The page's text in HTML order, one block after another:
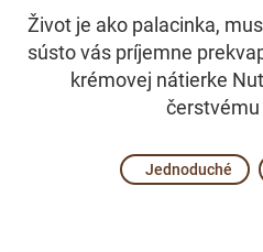
Život je ako palacinka,
sústo vás príjemne
krémovej nátierke
čerstvému
Jednoduché